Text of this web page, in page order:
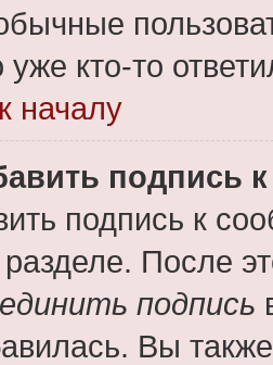
уже кто-то
началу
подпись
подпись к
После
подпись
Вы